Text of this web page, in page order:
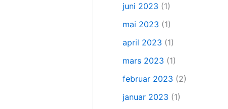
juni 2023 (1)
mai 2023 (1)
april 2023 (1)
mars 2023 (1)
februar 2023 (2)
januar 2023 (1)